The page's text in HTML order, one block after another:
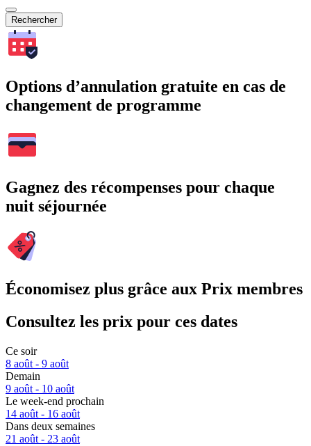
Rechercher
Options d’annulation gratuite en cas de
changement de programme
Gagnez des récompenses pour chaque
nuit séjournée
Économisez plus grâce aux Prix membres
Consultez les prix pour ces dates
Ce soir
8 août - 9 août
Demain
9 août - 10 août
Le week-end prochain
14 août - 16 août
Dans deux semaines
21 août - 23 août